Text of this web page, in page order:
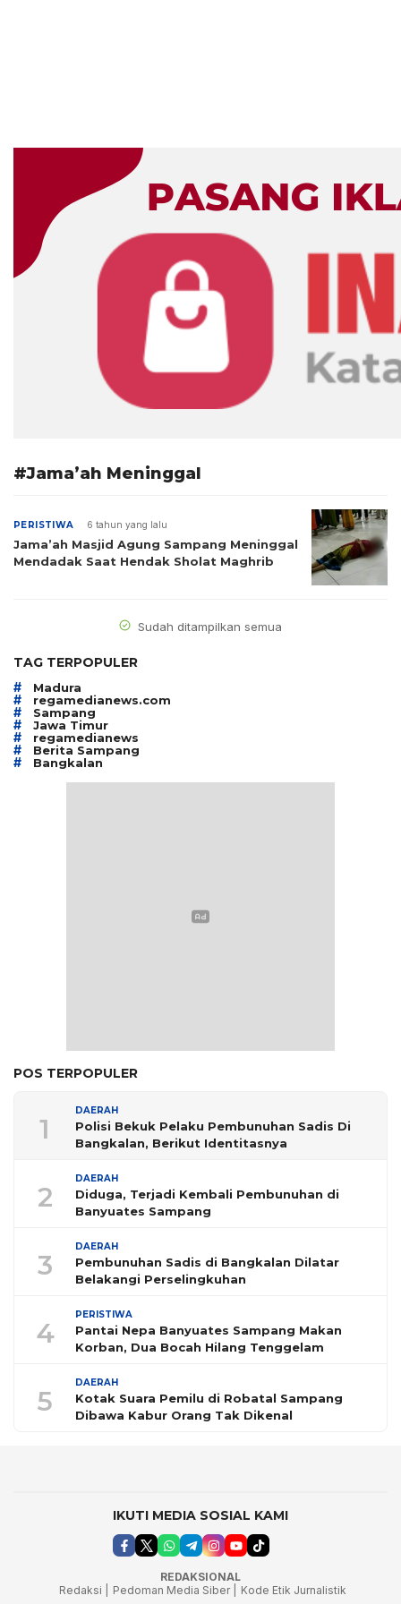
#Jama’ah Meninggal
PERISTIWA 6 tahun yang lalu
Jama’ah Masjid Agung Sampang Meninggal
Mendadak Saat Hendak Sholat Maghrib
Sudah ditampilkan semua
TAG TERPOPULER
# Madura
# regamedianews.com
# Sampang
# Jawa Timur
# regamedianews
# Berita Sampang
# Bangkalan
POS TERPOPULER
1
DAERAH
Polisi Bekuk Pelaku Pembunuhan Sadis Di
Bangkalan, Berikut Identitasnya
2
DAERAH
Diduga, Terjadi Kembali Pembunuhan di
Banyuates Sampang
3
DAERAH
Pembunuhan Sadis di Bangkalan Dilatar
Belakangi Perselingkuhan
4
PERISTIWA
Pantai Nepa Banyuates Sampang Makan
Korban, Dua Bocah Hilang Tenggelam
5
DAERAH
Kotak Suara Pemilu di Robatal Sampang
Dibawa Kabur Orang Tak Dikenal
IKUTI MEDIA SOSIAL KAMI
REDAKSIONAL
Redaksi |
Pedoman Media Siber | Kode Etik Jurnalistik